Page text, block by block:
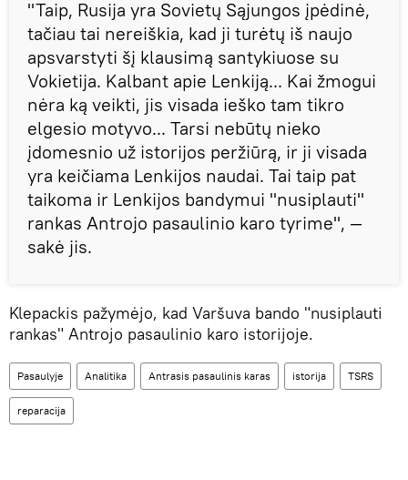
"Taip, Rusija yra Sovietų Sąjungos įpėdinė,
tačiau tai nereiškia, kad ji turėtų iš naujo
apsvarstyti šį klausimą santykiuose su
Vokietija. Kalbant apie Lenkiją... Kai žmogui
nėra ką veikti, jis visada ieško tam tikro
elgesio motyvo... Tarsi nebūtų nieko
įdomesnio už istorijos peržiūrą, ir ji visada
yra keičiama Lenkijos naudai. Tai taip pat
taikoma ir Lenkijos bandymui "nusiplauti"
rankas Antrojo pasaulinio karo tyrime", —
sakė jis.
Klepackis pažymėjo, kad Varšuva bando "nusiplauti
rankas" Antrojo pasaulinio karo istorijoje.
Pasaulyje Analitika Antrasis pasaulinis karas istorija TSRS
reparacija